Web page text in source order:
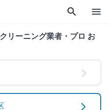
search menu
リーニング業者・プロ お